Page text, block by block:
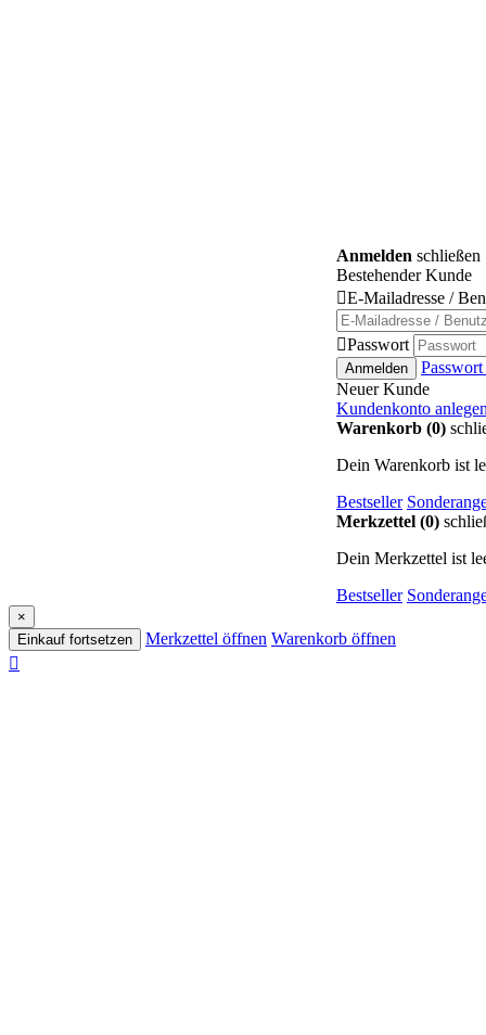
Anmelden schließen
Bestehender Kunde
E-Mailadresse /
Passwort
Anmelden
Passwort
Neuer Kunde
Kundenkonto
Warenkorb (0)
Dein Warenkorb ist
Bestseller
Merkzettel (0)
Dein Merkzettel ist
Bestseller
×
Einkauf fortsetzen
Merkzettel öffnen Warenkorb öffnen
